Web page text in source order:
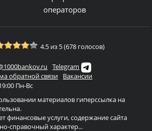
операторов
4.5 из 5 (678 голосов)
Telegram
обратной связи
Вакансии
Пн-Вс
материалов гиперссылка на
финансовые услуги, содержание сайта
справочный характер...